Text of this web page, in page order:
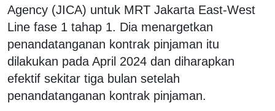
Agency (JICA) untuk MRT Jakarta East-West
Line fase 1 tahap 1. Dia menargetkan
penandatanganan kontrak pinjaman itu
dilakukan pada April 2024 dan diharapkan
efektif sekitar tiga bulan setelah
penandatanganan kontrak pinjaman.